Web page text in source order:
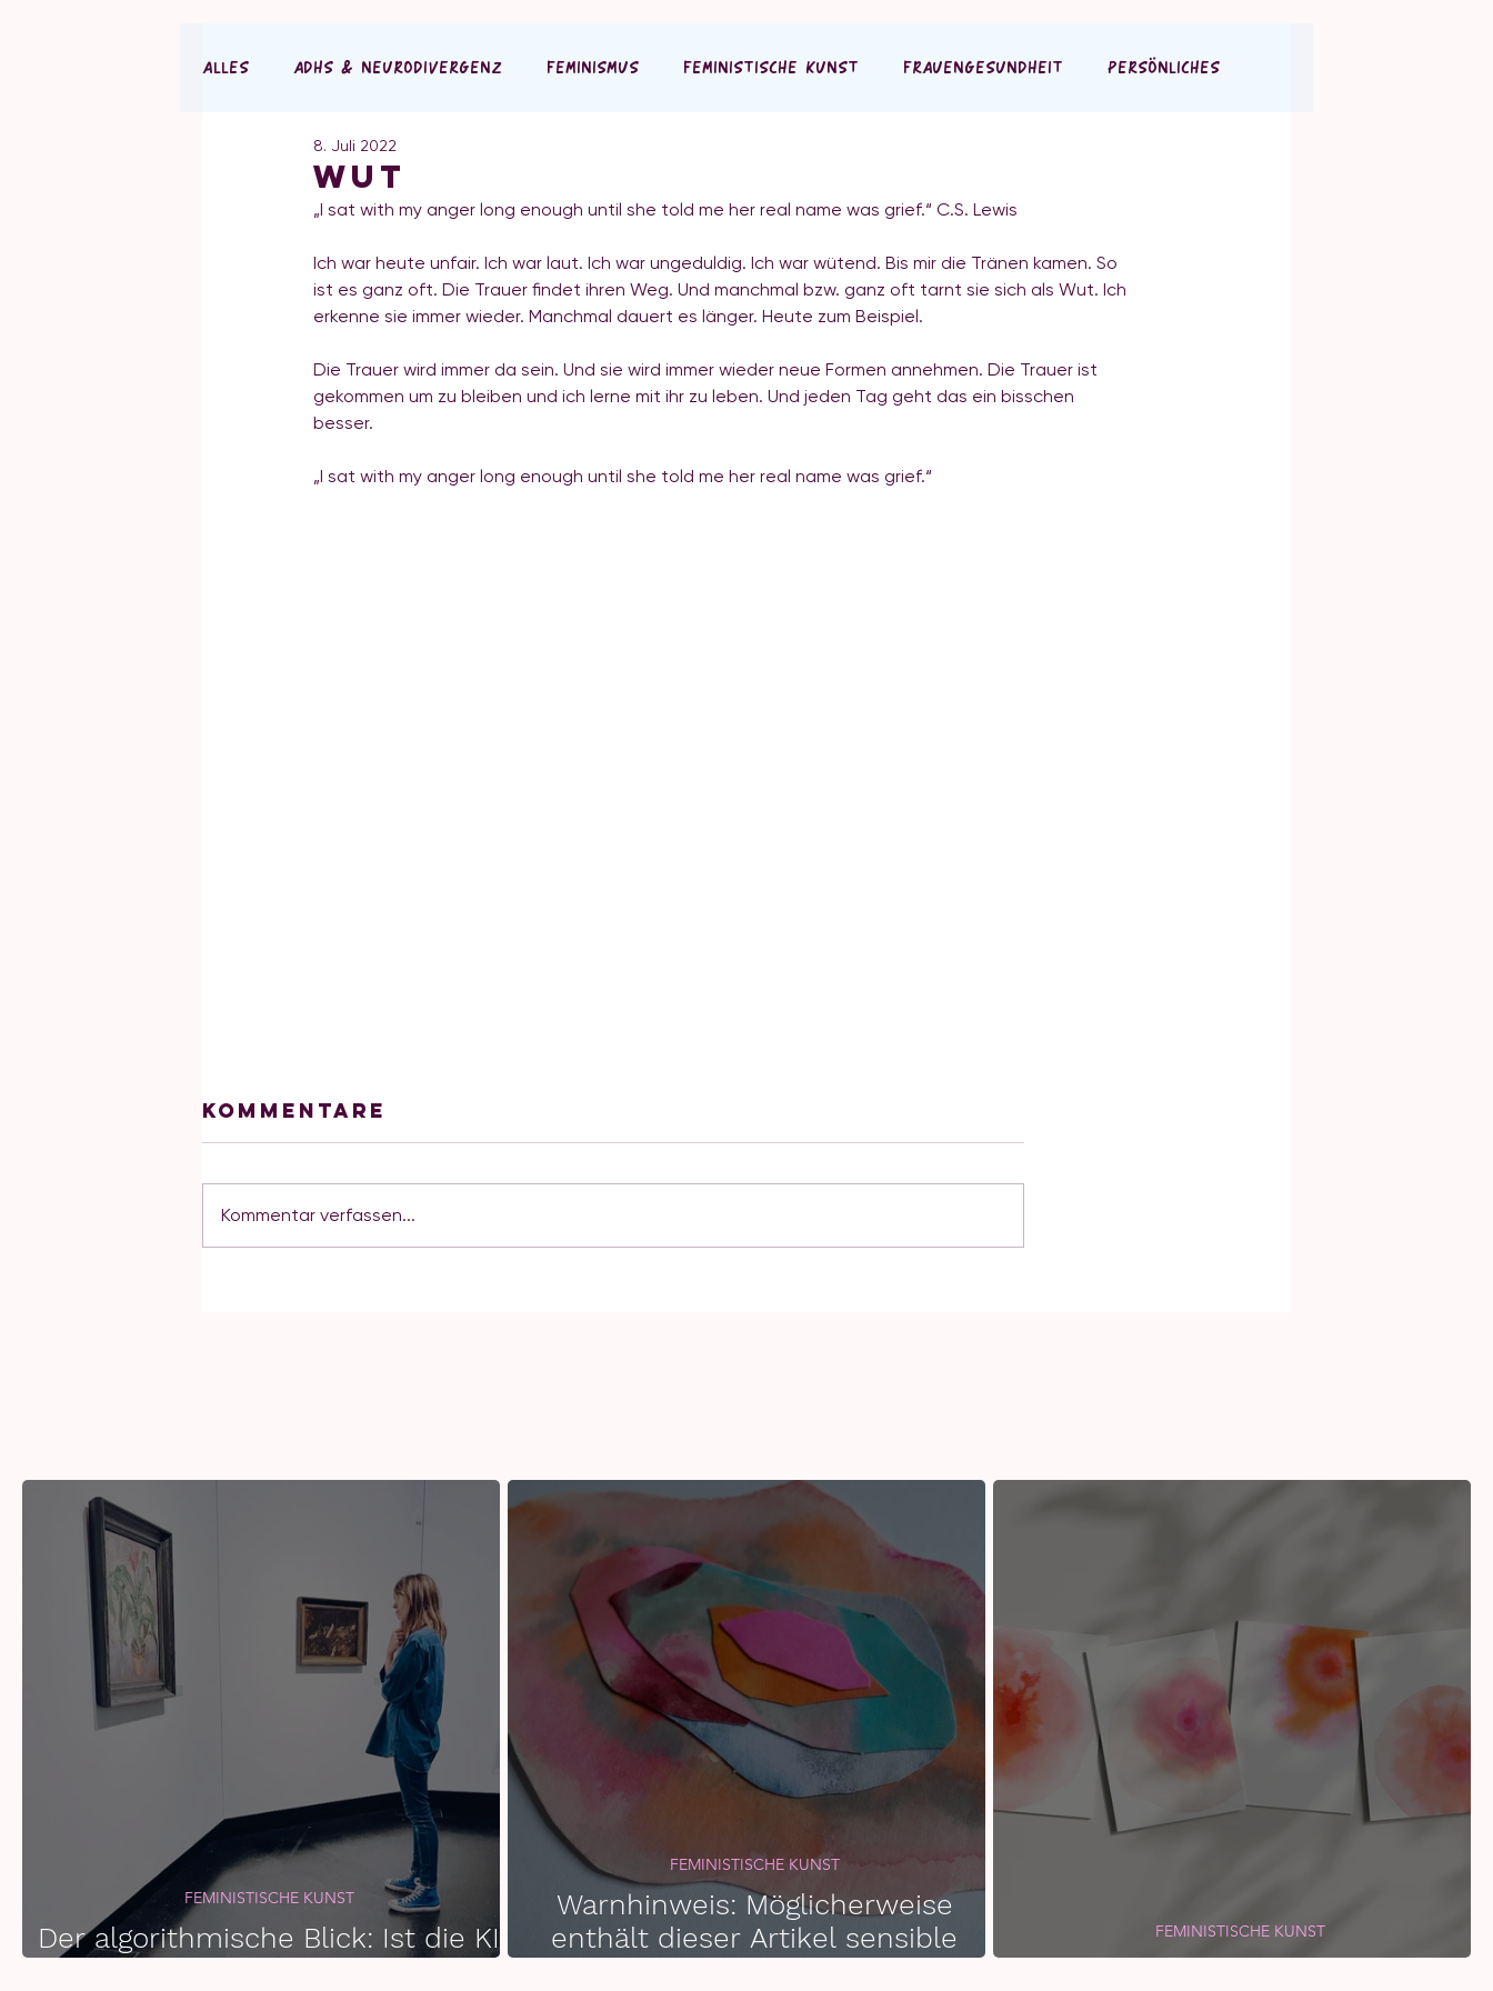
ALLES ADHS & NEURODIVERGENZ FEMINISMUS FEMINISTISCHE KUNST FRAUENGESUNDHEIT PERSÖNLICHES
Wut
8. Juli 2022
„I sat with my anger long enough until she told me her real name was grief.“ C.S. Lewis
Ich war heute unfair. Ich war laut. Ich war ungeduldig. Ich war wütend. Bis mir die Tränen kamen. So
ist es ganz oft. Die Trauer findet ihren Weg. Und manchmal bzw. ganz oft tarnt sie sich als Wut. Ich
erkenne sie immer wieder. Manchmal dauert es länger. Heute zum Beispiel.
Die Trauer wird immer da sein. Und sie wird immer wieder neue Formen annehmen. Die Trauer ist
gekommen um zu bleiben und ich lerne mit ihr zu leben. Und jeden Tag geht das ein bisschen
besser.
„I sat with my anger long enough until she told me her real name was grief.“
Kommentare
Kommentar verfassen...
Der algorithmische Blick: Ist die KI
FEMINISTISCHE KUNST
Warnhinweis: Möglicherweise
enthält dieser Artikel sensible
FEMINISTISCHE KUNST
FEMINISTISCHE KUNST